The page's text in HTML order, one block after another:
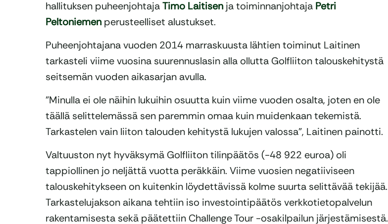
hallituksen puheenjohtajaTimo Laitisenja toiminnanjohtaja Petri
Peltoniemenperusteelliset alustukset.
Puheenjohtajana vuoden 2014 marraskuusta lähtien toiminut Laitinen
tarkasteli viime vuosina suurennuslasin alla ollutta Golfliiton talouskehitystä
seitsemän vuoden aikasarjan avulla.
”Minulla ei ole näihin lukuihin osuutta kuin viime vuoden osalta, joten en ole
täällä selittelemässä sen paremmin omaa kuin muidenkaan tekemistä.
Tarkastelen vain liiton talouden kehitystä lukujen valossa”, Laitinen painotti.
Valtuuston nyt hyväksymä Golfliiton tilinpäätös (-48 922 euroa) oli
tappiollinen jo neljättä vuotta peräkkäin. Viime vuosien negatiiviseen
talouskehitykseen on kuitenkin löydettävissä kolme suurta selittävää tekijää.
Tarkastelujakson aikana tehtiin iso investointipäätös verkkotietopalvelun
rakentamisesta sekä päätettiin Challenge Tour -osakilpailun järjestämisestä.